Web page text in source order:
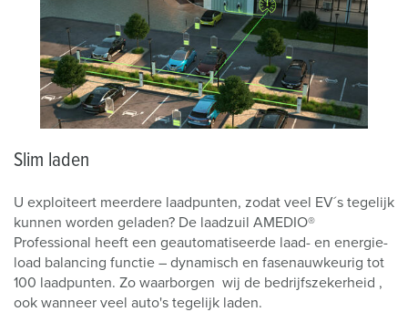
Slim laden
U exploiteert meerdere laadpunten, zodat veel EV´s tegelijk
kunnen worden geladen? De laadzuil AMEDIO®
Professional heeft een geautomatiseerde laad- en energie-
load balancing functie – dynamisch en fasenauwkeurig tot
100 laadpunten. Zo waarborgen wij de bedrijfszekerheid ,
ook wanneer veel auto's tegelijk laden.